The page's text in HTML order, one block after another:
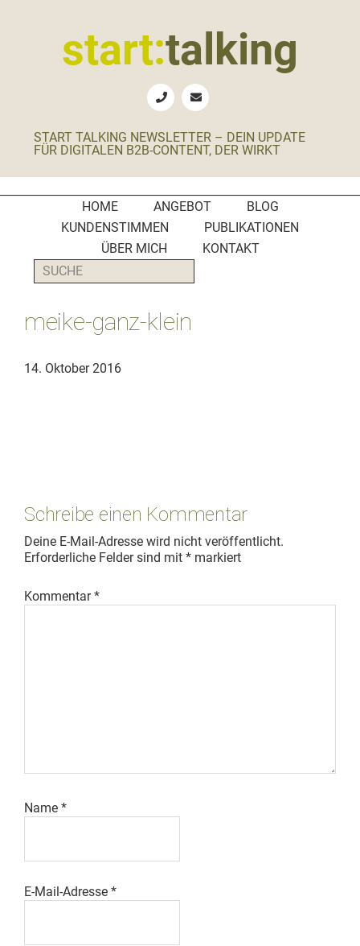
start:talking
B2B-
Social
Media
Manager
PR-
Agenturen
START TALKING NEWSLETTER – DEIN UPDATE
FÜR DIGITALEN B2B-CONTENT, DER WIRKT
HOME ANGEBOT
BLOG
KUNDENSTIMMEN
PUBLIKATIONEN
ÜBER MICH
KONTAKT
SUCHE
meike-ganz-klein
14. Oktober 2016
Interaktionen
Schreibe einen Kommentar
Deine E-Mail-Adresse wird nicht veröffentlicht.
Erforderliche Felder sind mit * markiert
Kommentar*
Name *
E-Mail-Adresse *